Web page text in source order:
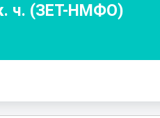
ч. (ЗЕТ-НМФО)